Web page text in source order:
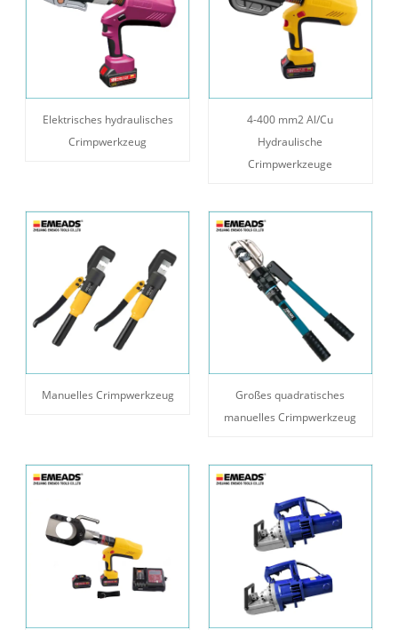
Elektrisches hydraulisches
Crimpwerkzeug
4-400 mm2 Al/Cu
Hydraulische
Crimpwerkzeuge
Manuelles Crimpwerkzeug
Großes quadratisches
manuelles Crimpwerkzeug